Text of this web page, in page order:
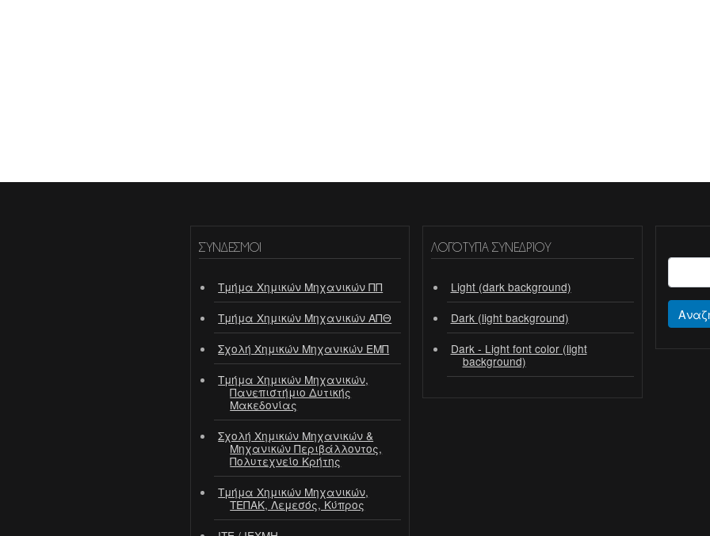
ΣΎΝΔΕΣΜΟΙ
Τμήμα Χημικών Μηχανικών ΠΠ
Τμήμα Χημικών Μηχανικών ΑΠΘ
Σχολή Χημικών Μηχανικών ΕΜΠ
Τμήμα Χημικών Μηχανικών,
Πανεπιστήμιο Δυτικής
Μακεδονίας
Σχολή Χημικών Μηχανικών &
Μηχανικών Περιβάλλοντος,
Πολυτεχνείο Κρήτης
Τμήμα Χημικών Μηχανικών,
ΤΕΠΑΚ, Λεμεσός, Κύπρος
ΛΟΓΌΤΥΠΑ ΣΥΝΕΔΡΊΟΥ
Light (dark background)
Dark (light background)
Dark - Light font color (light
background)